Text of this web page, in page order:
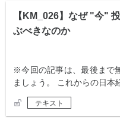
【KM_026】なぜ "今"
ぶべきなのか
※今回の記事は、最後まで
ましょう。 これからの日本
テキスト